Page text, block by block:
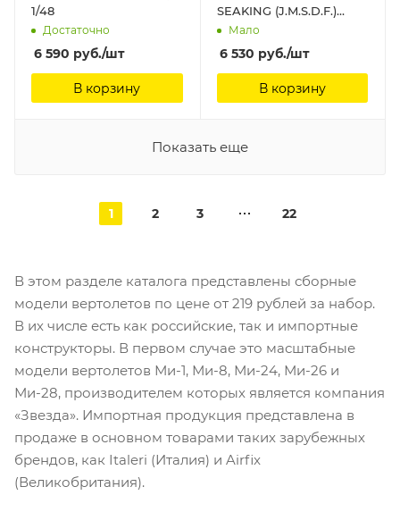
1/48
Достаточно
6 590 руб./шт
В корзину
SEAKING (J.M.S.D.F.)
Hasegawa, 1/48
Мало
6 530 руб./шт
В корзину
Показать еще
1 2 3 22
В этом разделе каталога представлены сборные
модели вертолетов по цене от 219 рублей за набор.
В их числе есть как российские, так и импортные
конструкторы. В первом случае это масштабные
модели вертолетов Ми-1, Ми-8, Ми-24, Ми-26 и
Ми-28, производителем которых является компания
«Звезда». Импортная продукция представлена в
продаже в основном товарами таких зарубежных
брендов, как Italeri (Италия) и Airfix
(Великобритания).